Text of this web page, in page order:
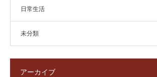
日常生活
未分類
アーカイブ